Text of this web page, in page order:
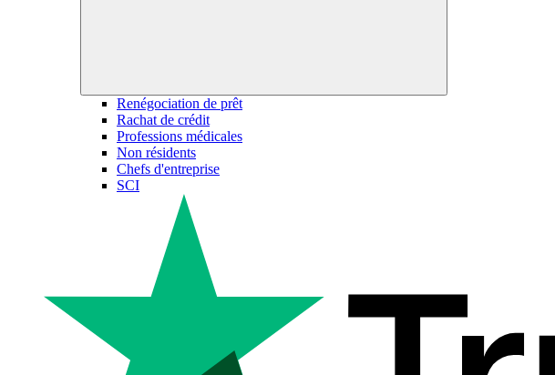
Renégociation de prêt
Rachat de crédit
Professions médicales
Non résidents
Chefs d'entreprise
SCI